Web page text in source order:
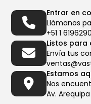
Entrar en
Llámanos
+51 1 6196290
Listos para
Envía tus
Estamos
Nos
Av.